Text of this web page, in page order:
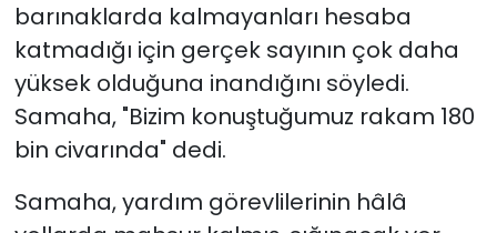
barınaklarda kalmayanları hesaba
katmadığı için gerçek sayının çok daha
yüksek olduğuna inandığını söyledi.
Samaha, "Bizim konuştuğumuz rakam 180
bin civarında" dedi.
Samaha, yardım görevlilerinin hâlâ